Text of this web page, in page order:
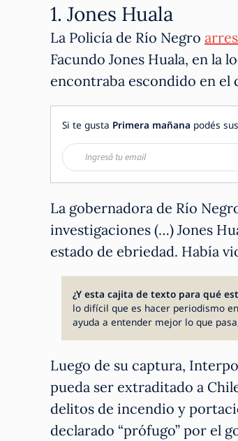
1. Jones Huala
La Policía de Río Negro
Facundo Jones Huala, en la
encontraba escondido en el
Si te gusta Primera mañana podés
La gobernadora de Río
investigaciones (…) Jones
estado de ebriedad. Había
¿Y esta cajita de texto para qué
lo difícil que es hacer periodismo
ayuda a entender mejor lo que
Luego de su captura,
pueda ser extraditado a
delitos de incendio y
declarado “prófugo” por el